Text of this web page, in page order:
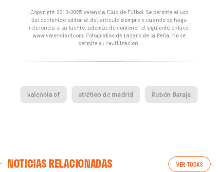
Copyright 2013-2025 Valencia Club de Fútbol. Se permite el uso
del contenido editorial del artículo siempre y cuando se haga
referencia a su fuente, además de contener el siguiente enlace:
www.valenciacf.com. Fotografías de Lázaro de la Peña, no se
permite su reutilización.
valencia cf atlético de madrid Rubén Baraja
NOTICIAS RELACIONADAS VER TODAS
ENTRENAMIENTO DEL VALENCIA CF 04/03/26